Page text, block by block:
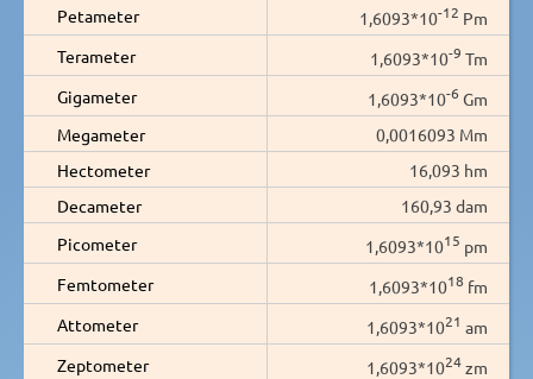
Petameter
1,6093*10-12 Pm
Terameter
1,6093*10-9 Tm
Gigameter
1,6093*10-6 Gm
Megameter
0,0016093 Mm
Hectometer
16,093 hm
Decameter
160,93 dam
Picometer
1,6093*1015 pm
Femtometer
1,6093*1018 fm
Attometer
1,6093*1021 am
Zeptometer
1,6093*1024zm